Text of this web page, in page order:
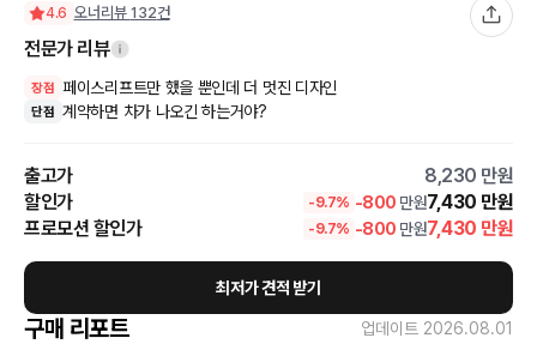
4.6 오너리뷰 132건
전문가 리뷰
장점 페이스리프트만 했을 뿐인데 더 멋진 디자인
단점 계약하면 차가 나오긴 하는거야?
출고가 8,230 만원
할인가
-9.7% -800 만원7,430 만원
프로모션 할인가
-9.7% -800 만원7,430 만원
최저가 견적 받기
구매 리포트 업데이트 2026.08.01